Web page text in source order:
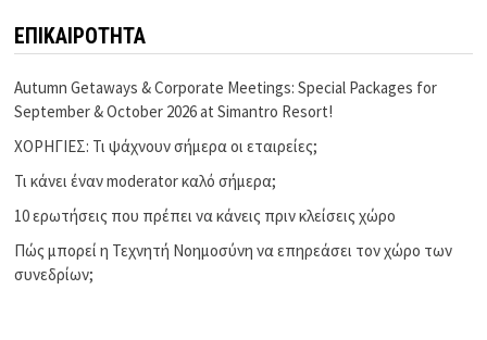
ΕΠΙΚΑΙΡΟΤΗΤΑ
Autumn Getaways & Corporate Meetings: Special Packages for
September & October 2026 at Simantro Resort!
ΧΟΡΗΓΙΕΣ: Τι ψάχνουν σήμερα οι εταιρείες;
Τι κάνει έναν moderator καλό σήμερα;
10 ερωτήσεις που πρέπει να κάνεις πριν κλείσεις χώρο
Πώς μπορεί η Τεχνητή Νοημοσύνη να επηρεάσει τον χώρο των
συνεδρίων;